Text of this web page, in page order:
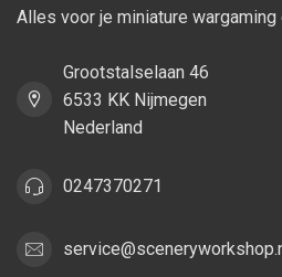
Alles voor je miniature wargaming
Grootstalselaan 46
6533 KK Nijmegen
Nederland
0247370271